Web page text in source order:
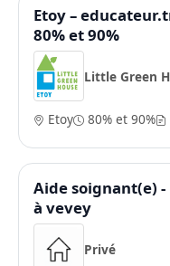
Etoy –
80% et 90%
Little Green
Etoy 80% et 90%
Aide soignant(e)
à vevey
Privé